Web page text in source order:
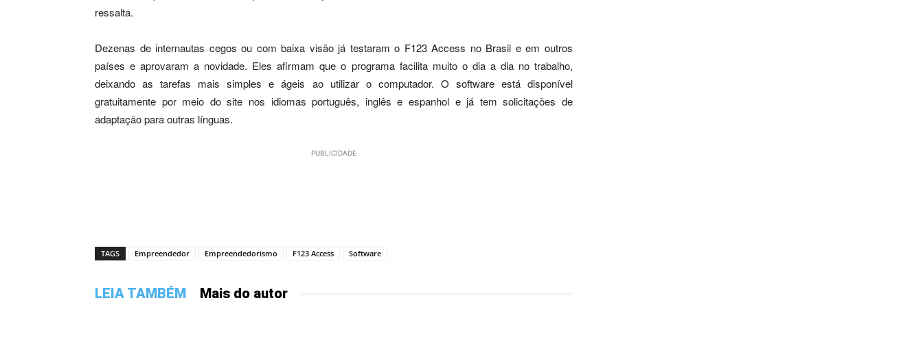
ressalta.
Dezenas de internautas cegos ou com baixa visão já testaram o F123 Access no Brasil e em outros
países e aprovaram a novidade. Eles afirmam que o programa facilita muito o dia a dia no trabalho,
deixando as tarefas mais simples e ágeis ao utilizar o computador. O software está disponível
gratuitamente por meio do site nos idiomas português, inglês e espanhol e já tem solicitações de
adaptação para outras línguas.
PUBLICIDADE
TAGS Empreendedor Empreendedorismo F123 Access Software
LEIA TAMBÉM Mais do autor